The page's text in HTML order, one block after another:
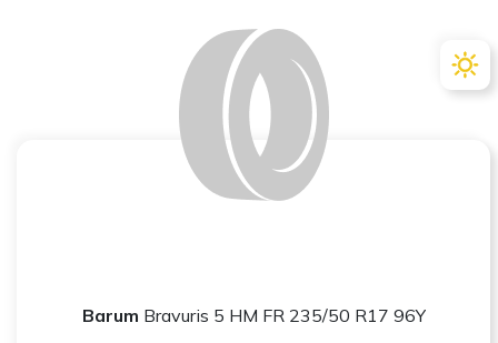
Barum Bravuris 5 HM FR 235/50 R17 96Y